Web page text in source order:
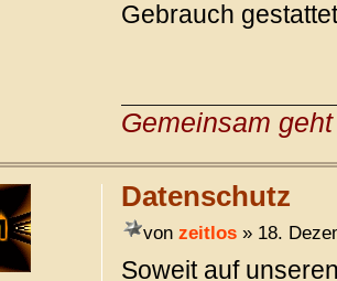
Gebrauch
Gemeinsam
Datenschutz
von zeitlos» 18.
Soweit auf